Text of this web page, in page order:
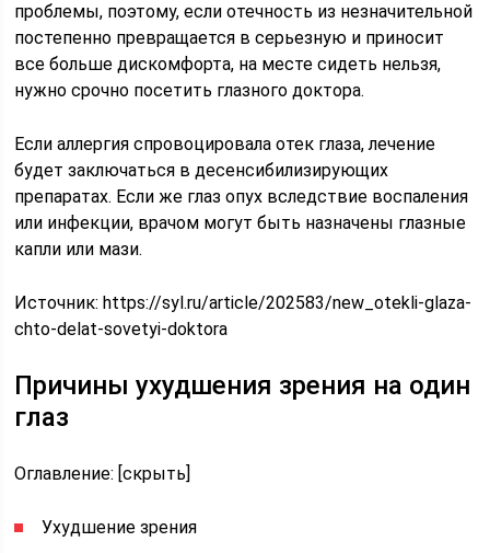
проблемы, поэтому, если отечность из незначительной
постепенно превращается в серьезную и приносит
все больше дискомфорта, на месте сидеть нельзя,
нужно срочно посетить глазного доктора.
Если аллергия спровоцировала отек глаза, лечение
будет заключаться в десенсибилизирующих
препаратах. Если же глаз опух вследствие воспаления
или инфекции, врачом могут быть назначены глазные
капли или мази.
Источник:https://syl.ru/article/202583/new_otekli-glaza-
chto-delat-sovetyi-doktora
Причины ухудшения зрения на один
глаз
Оглавление: [скрыть]
Ухудшение зрения